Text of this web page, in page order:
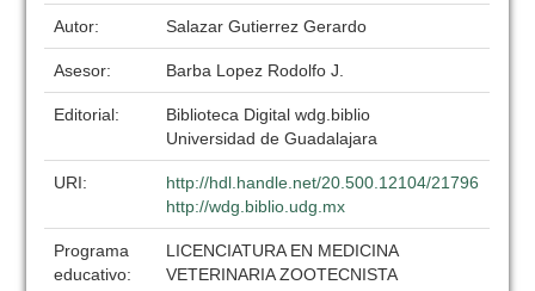
Autor: Salazar Gutierrez Gerardo
Asesor: Barba Lopez Rodolfo J.
Editorial:
Biblioteca Digital wdg.biblio
Universidad de Guadalajara
URI:
http://hdl.handle.net/20.500.12104/21796
http://wdg.biblio.udg.mx
Programa
educativo:
LICENCIATURA EN MEDICINA
VETERINARIA ZOOTECNISTA